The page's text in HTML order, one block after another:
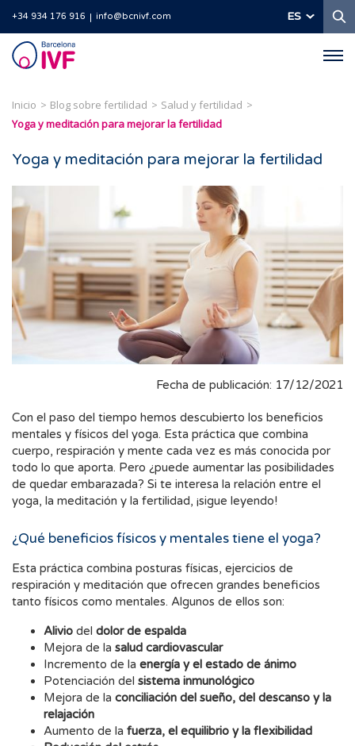
+34 934 176 916 info@bcnivf.com ES
Barcelona
IVF
Inicio Blog sobre fertilidad
Salud y fertilidad
Yoga y meditación para mejorar la fertilidad
Yoga y meditación para mejorar la fertilidad
Fecha de publicación: 17/12/2021
Con el paso del tiempo hemos descubierto los beneficios
mentales y físicos del yoga. Esta práctica que combina
cuerpo, respiración y mente cada vez es más conocida por
todo lo que aporta. Pero ¿puede aumentar las posibilidades
de quedar embarazada? Si te interesa la relación entre el
yoga, la meditación y la fertilidad, ¡sigue leyendo!
¿Qué beneficios físicos y mentales tiene el yoga?
Esta práctica combina posturas físicas, ejercicios de
respiración y meditación que ofrecen grandes beneficios
tanto físicos como mentales. Algunos de ellos son:
Alivio del dolor de espalda
Mejora de la salud cardiovascular
Incremento de la energía y el estado de ánimo
Potenciación del sistema inmunológico
Mejora de la conciliación del sueño, del descanso y la
relajación
Aumento de la fuerza, el equilibrio y la flexibilidad